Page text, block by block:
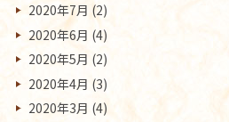
2020年7月 (2)
2020年6月 (4)
2020年5月 (2)
2020年4月 (3)
2020年3月 (4)